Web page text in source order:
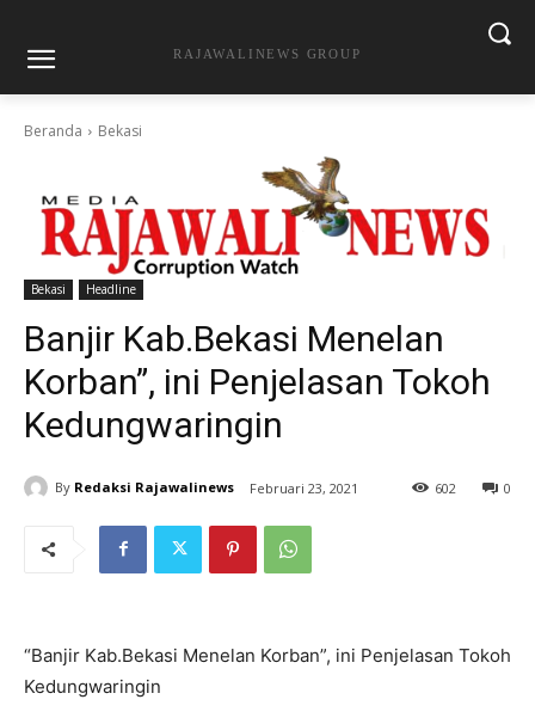
RAJAWALINEWS GROUP
Beranda Bekasi
Bekasi Headline
Banjir Kab.Bekasi Menelan
Korban”, ini Penjelasan Tokoh
Kedungwaringin
By Redaksi Rajawalinews Februari 23, 2021 0
602
“Banjir Kab.Bekasi Menelan Korban”, ini Penjelasan Tokoh
Kedungwaringin